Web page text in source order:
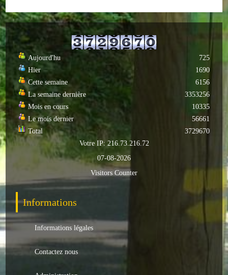
Culturelles
Parents d'élèves
Autres
ENTREPRISES
L'agriculture
Capitale du chrysanthème
Nos entreprises
Commerces
Hotels/Restaurants
Aujourd'hu
Hier
Cette semaine
La semaine dernière
Mois en cours
Le mois dernier
Total
725
1690
6156
3353256
10335
56661
3729670
Votre IP: 216.73.216.72
07-08-2026
Visitors Counter
Informations
Informations légales
Contactez nous